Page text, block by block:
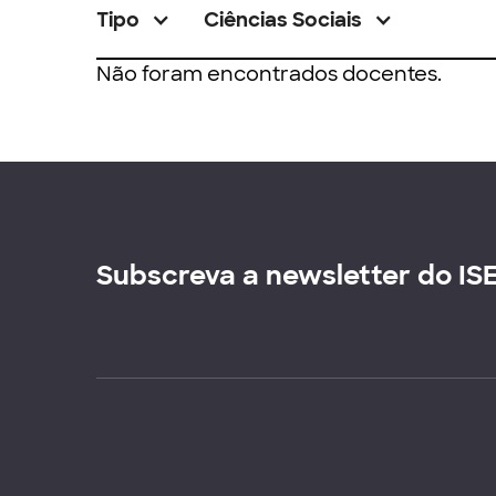
Tipo Ciências Sociais
Não foram encontrados docentes.
Subscreva a newsletter do